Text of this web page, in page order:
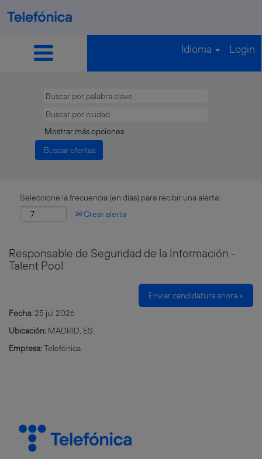
Idioma Login
Mostrar más opciones
Seleccione la frecuencia (en días) para recibir una alerta:
Crear alerta
Responsable de Seguridad de la Información -
Talent Pool
Enviar candidatura ahora »
Fecha: 25 jul 2026
Ubicación: MADRID, ES
Empresa:Telefónica